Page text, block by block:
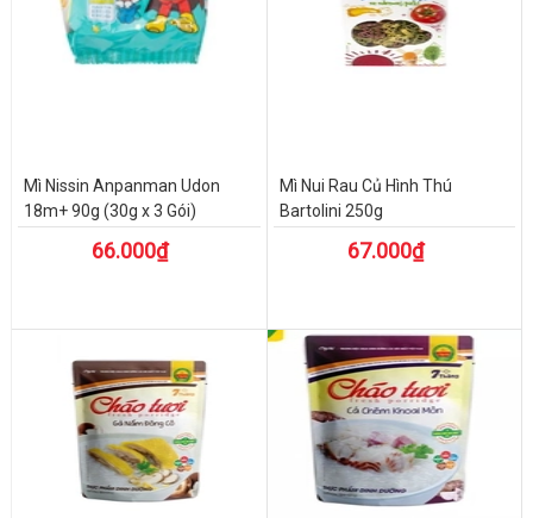
Mì Nissin Anpanman Udon
18m+ 90g (30g x 3 Gói)
66.000₫
Mì Nui Rau Củ Hình Thú
Bartolini 250g
67.000₫